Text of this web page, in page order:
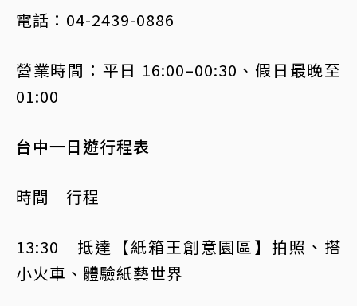
電話：04-2439-0886
營業時間：平日 16:00–00:30、假日最晚至
01:00
台中一日遊行程表
時間 行程
13:30 抵達【紙箱王創意園區】拍照、搭
小火車、體驗紙藝世界